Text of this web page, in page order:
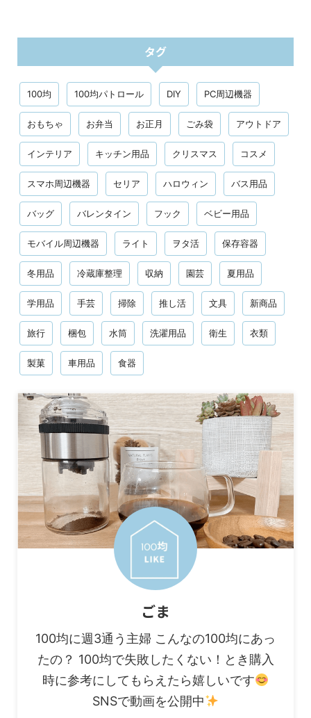
タグ
100均 100均パトロール DIY PC周辺機器
おもちゃ お弁当 お正月 ごみ袋 アウトドア
インテリア キッチン用品 クリスマス コスメ
スマホ周辺機器 セリア ハロウィン バス用品
バッグ バレンタイン フック ベビー用品
モバイル周辺機器 ライト ヲタ活 保存容器
冬用品 冷蔵庫整理 収納 園芸 夏用品
学用品 手芸 掃除 推し活 文具 新商品
旅行 梱包 水筒 洗濯用品 衛生 衣類
製菓 車用品 食器
ごま
100均に週3通う主婦 こんなの100均にあっ
たの？ 100均で失敗したくない！とき購入
時に参考にしてもらえたら嬉しいです
SNSで動画を公開中